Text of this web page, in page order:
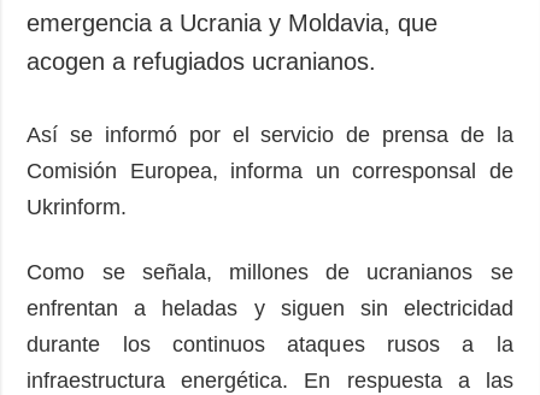
emergencia a Ucrania y Moldavia, que
acogen a refugiados ucranianos.
Así se informó por el servicio de prensa de la
Comisión Europea, informa un corresponsal de
Ukrinform.
Como se señala, millones de ucranianos se
enfrentan a heladas y siguen sin electricidad
durante los continuos ataques rusos a la
infraestructura energética. En respuesta a las